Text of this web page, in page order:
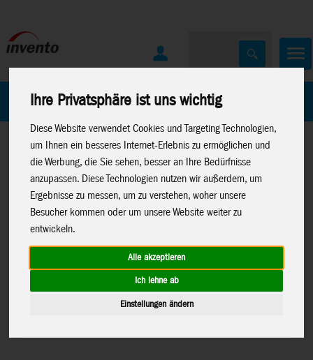
Ihre Privatsphäre ist uns wichtig
Diese Website verwendet Cookies und Targeting Technologien,
um Ihnen ein besseres Internet-Erlebnis zu ermöglichen und
die Werbung, die Sie sehen, besser an Ihre Bedürfnisse
anzupassen. Diese Technologien nutzen wir außerdem, um
Ergebnisse zu messen, um zu verstehen, woher unsere
Besucher kommen oder um unsere Website weiter zu
entwickeln.
Alle akzeptieren
Ich lehne ab
Einstellungen ändern
Home Marken
Home>Spielwaren>Lisciani>Montessori
Lisciani Montessori Holz-Puzzle
Round, Tastgefühl & Logik, 13-
96916